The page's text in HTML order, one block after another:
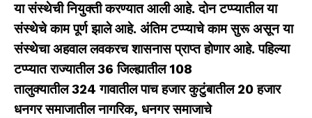
या संस्थेची नियुक्ती करण्यात आली आहे. दोन टप्प्यातील या
संस्थेचे काम पूर्ण झाले आहे. अंतिम टप्प्याचे काम सुरू असून या
संस्थेचा अहवाल लवकरच शासनास प्राप्त होणार आहे. पहिल्या
टप्प्यात राज्यातील36 जिल्ह्यातील108
तालुक्यातील324 गावातील पाच हजार कुटुंबातील20हजार
धनगर समाजातील नागरिक, धनगर समाजाचे